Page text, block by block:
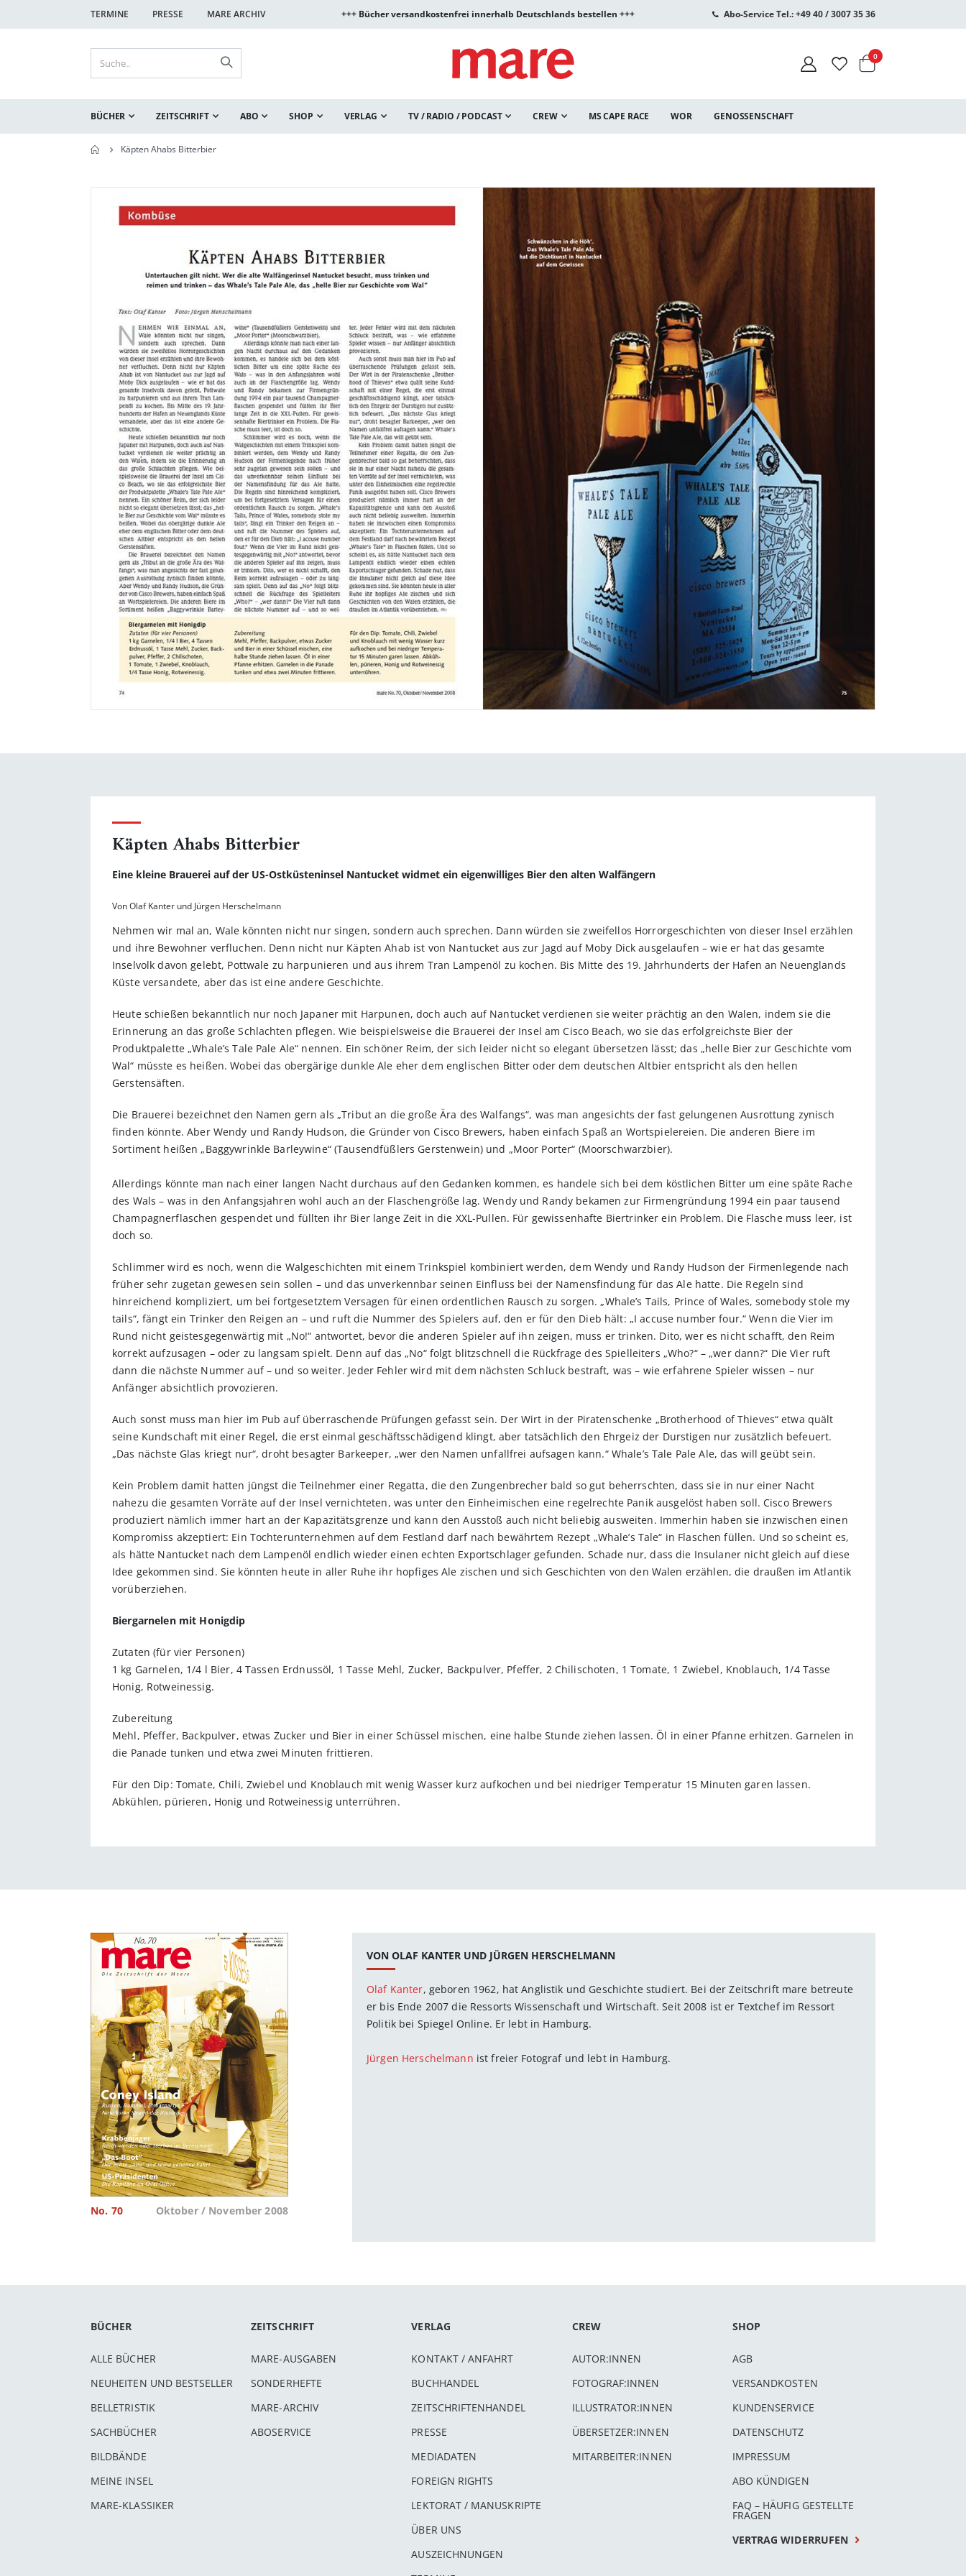
TERMINE PRESSE MARE ARCHIV +++ Bücher versandkostenfrei innerhalb Deutschlands bestellen +++ Abo-Service Tel.: +49 40 / 3007 35 36
Warenkorb
0Artikel
BÜCHER ZEITSCHRIFT ABO SHOP VERLAG TV / RADIO / PODCAST CREW MS CAPE RACE WOR GENOSSENSCHAFT
Käpten Ahabs Bitterbier
Anfang
Käpten Ahabs Bitterbier
Eine kleine Brauerei auf der US-Ostküsteninsel Nantucket widmet ein eigenwilliges Bier den alten Walfängern
Von Olaf Kanter und Jürgen Herschelmann
Nehmen wir mal an, Wale könnten nicht nur singen, sondern auch sprechen. Dann würden sie zweifellos Horrorgeschichten von dieser Insel erzählen
und ihre Bewohner verfluchen. Denn nicht nur Käpten Ahab ist von Nantucket aus zur Jagd auf Moby Dick ausgelaufen – wie er hat das gesamte
Inselvolk davon gelebt, Pottwale zu harpunieren und aus ihrem Tran Lampenöl zu kochen. Bis Mitte des 19. Jahrhunderts der Hafen an Neuenglands
Küste versandete, aber das ist eine andere Geschichte.
Heute schießen bekanntlich nur noch Japaner mit Harpunen, doch auch auf Nantucket verdienen sie weiter prächtig an den Walen, indem sie die
Erinnerung an das große Schlachten pflegen. Wie beispielsweise die Brauerei der Insel am Cisco Beach, wo sie das erfolgreichste Bier der
Produktpalette „Whale’s Tale Pale Ale“ nennen. Ein schöner Reim, der sich leider nicht so elegant übersetzen lässt; das „helle Bier zur Geschichte vom
Wal“ müsste es heißen. Wobei das obergärige dunkle Ale eher dem englischen Bitter oder dem deutschen Altbier entspricht als den hellen
Gerstensäften.
Die Brauerei bezeichnet den Namen gern als „Tribut an die große Ära des Walfangs“, was man angesichts der fast gelungenen Ausrottung zynisch
finden könnte. Aber Wendy und Randy Hudson, die Gründer von Cisco Brewers, haben einfach Spaß an Wortspielereien. Die anderen Biere im
Sortiment heißen „Baggywrinkle Barleywine“ (Tausendfüßlers Gerstenwein) und „Moor Porter“ (Moorschwarzbier).
Allerdings könnte man nach einer langen Nacht durchaus auf den Gedanken kommen, es handele sich bei dem köstlichen Bitter um eine späte Rache
des Wals – was in den Anfangsjahren wohl auch an der Flaschengröße lag. Wendy und Randy bekamen zur Firmengründung 1994 ein paar tausend
Champagnerflaschen gespendet und füllten ihr Bier lange Zeit in die XXL-Pullen. Für gewissenhafte Biertrinker ein Problem. Die Flasche muss leer, ist
doch so.
Schlimmer wird es noch, wenn die Walgeschichten mit einem Trinkspiel kombiniert werden, dem Wendy und Randy Hudson der Firmenlegende nach
früher sehr zugetan gewesen sein sollen – und das unverkennbar seinen Einfluss bei der Namensfindung für das Ale hatte. Die Regeln sind
hinreichend kompliziert, um bei fortgesetztem Versagen für einen ordentlichen Rausch zu sorgen. „Whale’s Tails, Prince of Wales, somebody stole my
tails“, fängt ein Trinker den Reigen an – und ruft die Nummer des Spielers auf, den er für den Dieb hält: „I accuse number four.“ Wenn die Vier im
Rund nicht geistesgegenwärtig mit „No!“ antwortet, bevor die anderen Spieler auf ihn zeigen, muss er trinken. Dito, wer es nicht schafft, den Reim
korrekt aufzusagen – oder zu langsam spielt. Denn auf das „No“ folgt blitzschnell die Rückfrage des Spielleiters „Who?“ – „wer dann?“ Die Vier ruft
dann die nächste Nummer auf – und so weiter. Jeder Fehler wird mit dem nächsten Schluck bestraft, was – wie erfahrene Spieler wissen – nur
Anfänger absichtlich provozieren.
Auch sonst muss man hier im Pub auf überraschende Prüfungen gefasst sein. Der Wirt in der Piratenschenke „Brotherhood of Thieves“ etwa quält
seine Kundschaft mit einer Regel, die erst einmal geschäftsschädigend klingt, aber tatsächlich den Ehrgeiz der Durstigen nur zusätzlich befeuert.
„Das nächste Glas kriegt nur“, droht besagter Barkeeper, „wer den Namen unfallfrei aufsagen kann.“ Whale’s Tale Pale Ale, das will geübt sein.
Kein Problem damit hatten jüngst die Teilnehmer einer Regatta, die den Zungenbrecher bald so gut beherrschten, dass sie in nur einer Nacht
nahezu die gesamten Vorräte auf der Insel vernichteten, was unter den Einheimischen eine regelrechte Panik ausgelöst haben soll. Cisco Brewers
produziert nämlich immer hart an der Kapazitätsgrenze und kann den Ausstoß auch nicht beliebig ausweiten. Immerhin haben sie inzwischen einen
Kompromiss akzeptiert: Ein Tochterunternehmen auf dem Festland darf nach bewährtem Rezept „Whale’s Tale“ in Flaschen füllen. Und so scheint es,
als hätte Nantucket nach dem Lampenöl endlich wieder einen echten Exportschlager gefunden. Schade nur, dass die Insulaner nicht gleich auf diese
Idee gekommen sind. Sie könnten heute in aller Ruhe ihr hopfiges Ale zischen und sich Geschichten von den Walen erzählen, die draußen im Atlantik
vorüberziehen.
Biergarnelen mit Honigdip
Zutaten (für vier Personen)
1 kg Garnelen, 1/4 l Bier, 4 Tassen Erdnussöl, 1 Tasse Mehl, Zucker, Backpulver, Pfeffer, 2 Chilischoten, 1 Tomate, 1 Zwiebel, Knoblauch, 1/4 Tasse
Honig, Rotweinessig.
Zubereitung
Mehl, Pfeffer, Backpulver, etwas Zucker und Bier in einer Schüssel mischen, eine halbe Stunde ziehen lassen. Öl in einer Pfanne erhitzen. Garnelen in
die Panade tunken und etwa zwei Minuten frittieren.
Für den Dip: Tomate, Chili, Zwiebel und Knoblauch mit wenig Wasser kurz aufkochen und bei niedriger Temperatur 15 Minuten garen lassen.
Abkühlen, pürieren, Honig und Rotweinessig unterrühren.
No. 70 Oktober / November 2008
VON OLAF KANTER UND JÜRGEN HERSCHELMANN
Olaf Kanter, geboren 1962, hat Anglistik und Geschichte studiert. Bei der Zeitschrift mare betreute
er bis Ende 2007 die Ressorts Wissenschaft und Wirtschaft. Seit 2008 ist er Textchef im Ressort
Politik bei Spiegel Online. Er lebt in Hamburg.
Jürgen Herschelmann ist freier Fotograf und lebt in Hamburg.
BÜCHER
ALLE BÜCHER
NEUHEITEN UND BESTSELLER
BELLETRISTIK
SACHBÜCHER
BILDBÄNDE
MEINE INSEL
MARE-KLASSIKER
ZEITSCHRIFT
MARE-AUSGABEN
SONDERHEFTE
MARE-ARCHIV
ABOSERVICE
VERLAG
KONTAKT / ANFAHRT
BUCHHANDEL
ZEITSCHRIFTENHANDEL
PRESSE
MEDIADATEN
FOREIGN RIGHTS
LEKTORAT / MANUSKRIPTE
ÜBER UNS
AUSZEICHNUNGEN
CREW
AUTOR:INNEN
FOTOGRAF:INNEN
ILLUSTRATOR:INNEN
ÜBERSETZER:INNEN
MITARBEITER:INNEN
SHOP
AGB
VERSANDKOSTEN
KUNDENSERVICE
DATENSCHUTZ
IMPRESSUM
ABO KÜNDIGEN
FAQ – HÄUFIG GESTELLTE
FRAGEN
VERTRAG WIDERRUFEN